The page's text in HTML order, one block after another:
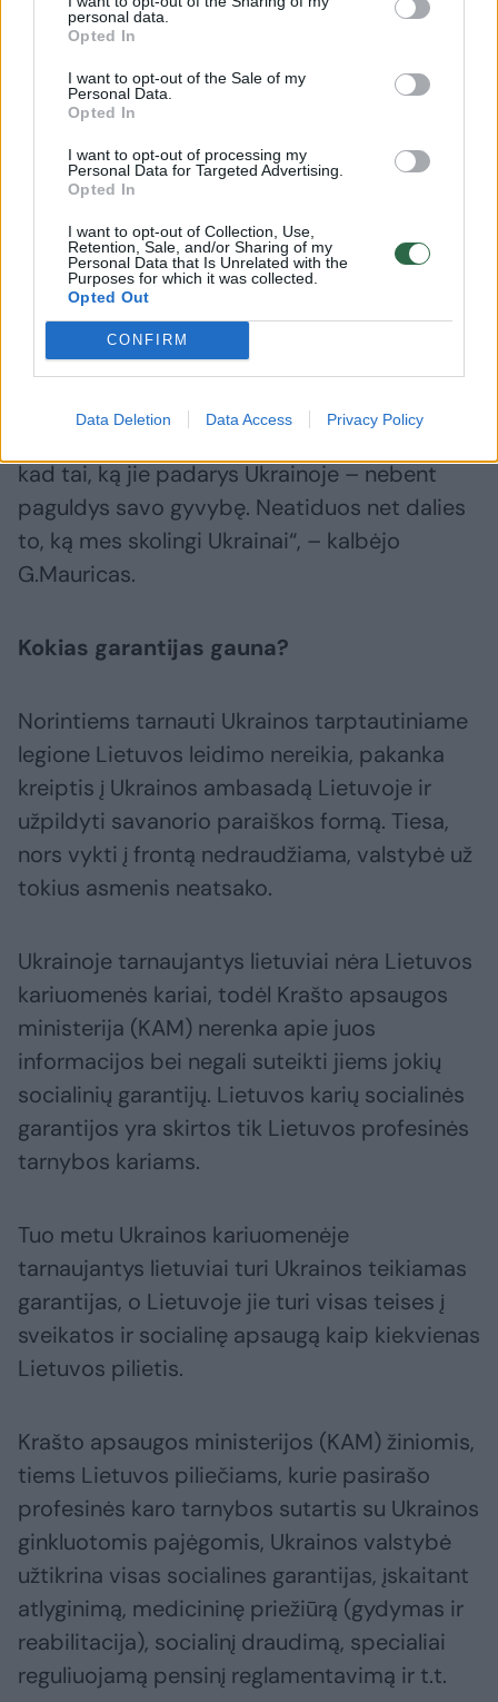
personal data.
Opted In
I want to opt-out of the Sale of my
Personal Data.
Opted In
I want to opt-out of processing my
Personal Data for Targeted Advertising.
Opted In
I want to opt-out of Collection, Use,
Retention, Sale, and/or Sharing of my
Personal Data that Is Unrelated with the
Purposes for which it was collected.
Opted Out
CONFIRM
Data Deletion Data Access Privacy Policy
„Nei vienas normalus žmogus nevažiuoja į
kariaujančią valstybę – net humanitarinę
namuose prietelikoir sako: „Ko ten lendant į
Ukrainą?“. Bet ten vykstantys žmonės
supranta, kad nei jie, nei jų vaikai nesugebės
atiduoti tos skolos Ukrainai, kurią jie dabar
aukoja.
Mes nesėdime rūsiuose, mūsų namai nedega,
mūsų vaikai mokosi mokyklose, o ne mokyklų
kad tai, ką jie padarys Ukrainoje – nebent
paguldys savo gyvybę. Neatiduos net dalies
to, ką mes skolingi Ukrainai“, – kalbėjo
G.Mauricas.
Kokias garantijas gauna?
Norintiems tarnauti Ukrainos tarptautiniame
legione Lietuvos leidimo nereikia, pakanka
kreiptis į Ukrainos ambasadą Lietuvoje ir
užpildyti savanorio paraiškos formą. Tiesa,
nors vykti į frontą nedraudžiama, valstybė už
tokius asmenis neatsako.
Ukrainoje tarnaujantys lietuviai nėra Lietuvos
kariuomenės kariai, todėl Krašto apsaugos
ministerija (KAM) nerenka apie juos
informacijos bei negali suteikti jiems jokių
socialinių garantijų. Lietuvos karių socialinės
garantijos yra skirtos tik Lietuvos profesinės
tarnybos kariams.
Tuo metu Ukrainos kariuomenėje
tarnaujantys lietuviai turi Ukrainos teikiamas
garantijas, o Lietuvoje jie turi visas teises į
sveikatos ir socialinę apsaugą kaip kiekvienas
Lietuvos pilietis.
Krašto apsaugos ministerijos (KAM) žiniomis,
tiems Lietuvos piliečiams, kurie pasirašo
profesinės karo tarnybos sutartis su Ukrainos
ginkluotomis pajėgomis, Ukrainos valstybė
užtikrina visas socialines garantijas, įskaitant
atlyginimą, medicininę priežiūrą (gydymas ir
reabilitacija), socialinį draudimą, specialiai
reguliuojamą pensinį reglamentavimą ir t.t.